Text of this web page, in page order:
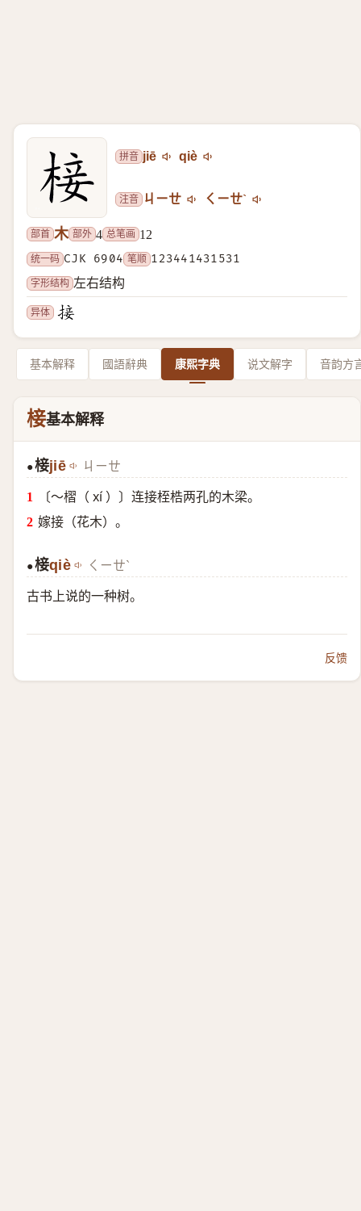
拼音 jiē qiè
注音 ㄐㄧㄝ ㄑㄧㄝˋ
部首 木 部外 4 总笔画 12
统一码 CJK 6904 笔顺 123441431531
字形结构 左右结构
异体
基本解释 國語辭典 康熙字典 说文解字 音韵方
椄基本解释
●椄jiē ㄐㄧㄝ
〔～槢（ xí ）〕连接桎梏两孔的木梁。
嫁接（花木）。
●椄qiè ㄑㄧㄝˋ
古书上说的一种树。
反馈